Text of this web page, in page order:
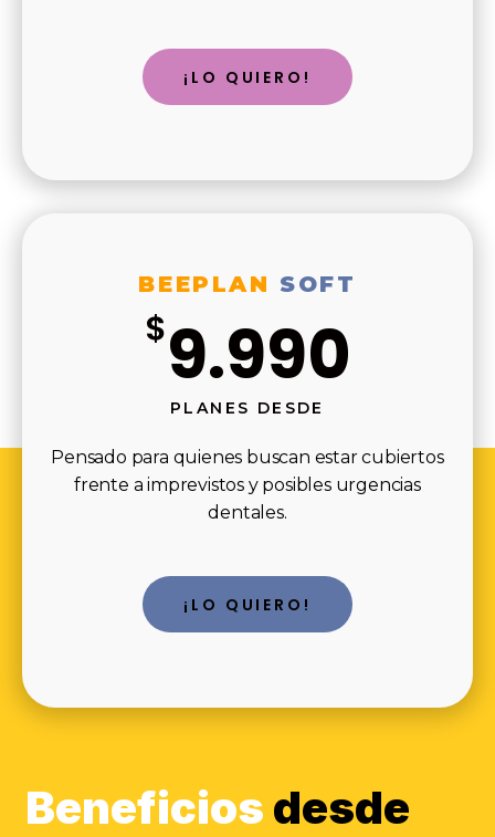
¡LO QUIERO!
BEEPLAN SOFT
$9.990
PLANES DESDE
Pensado para quienes buscan estar cubiertos
frente a imprevistos y posibles urgencias
dentales.
¡LO QUIERO!
Beneficios desde